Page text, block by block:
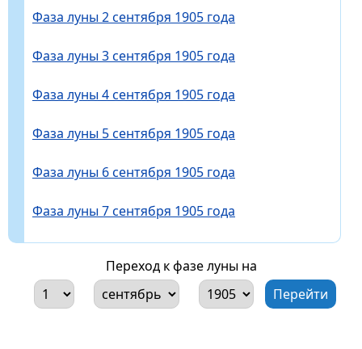
Фаза луны 2 сентября 1905 года
Фаза луны 3 сентября 1905 года
Фаза луны 4 сентября 1905 года
Фаза луны 5 сентября 1905 года
Фаза луны 6 сентября 1905 года
Фаза луны 7 сентября 1905 года
Переход к фазе луны на